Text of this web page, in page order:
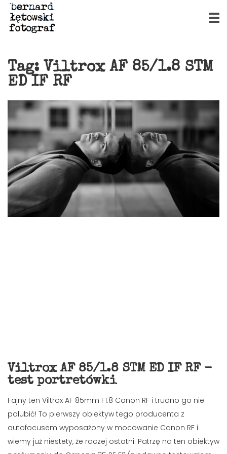
Tag: Viltrox AF 85/1.8 STM
ED IF RF
Viltrox AF 85/1.8 STM ED IF RF -
test portretówki
Fajny ten Viltrox AF 85mm F1.8 Canon RF i trudno go nie
polubić! To pierwszy obiektyw tego producenta z
autofocusem wyposażony w mocowanie Canon RF i
wiemy już niestety, że raczej ostatni. Patrzę na ten obiektyw